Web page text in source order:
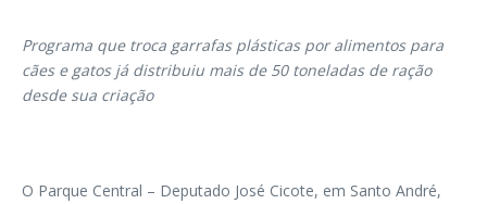
Programa que troca garrafas plásticas por alimentos para
cães e gatos já distribuiu mais de 50 toneladas de ração
desde sua criação
O Parque Central – Deputado José Cicote, em Santo André,